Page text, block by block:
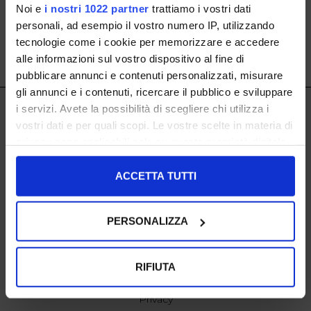
Noi e i nostri 1022 partner trattiamo i vostri dati
personali, ad esempio il vostro numero IP, utilizzando
tecnologie come i cookie per memorizzare e accedere
alle informazioni sul vostro dispositivo al fine di
pubblicare annunci e contenuti personalizzati, misurare
gli annunci e i contenuti, ricercare il pubblico e sviluppare
i servizi. Avete la possibilità di scegliere chi utilizza i
vostri dati e per quali scopi. Le vostre scelte in materia di
in cui avete effettuato le vostre scelte. È possibile
modificare o revocare il proprio consenso in qualsiasi
momento dalla Dichiarazione sui cookie o facendo clic
Con il tuo consenso, vorremmo anche:
raccogliere informazioni sulla tua posizione
ACCETTA TUTTI
PERSONALIZZA
RIFIUTA
SHOW ITEMS1to0of0 total
IL LACCIO
Negozi
Resi
Pagamenti
EXTRA
cookie policy
Privacy
ISCRIVITI ALLA NOSTRA NEWSLETTER